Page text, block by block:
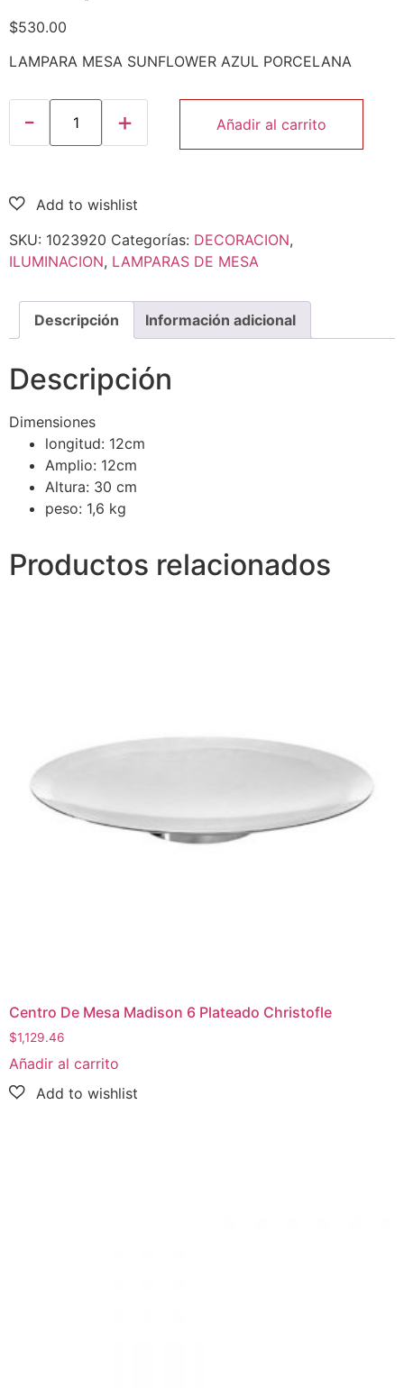
$530.00
LAMPARA MESA SUNFLOWER AZUL PORCELANA
Añadir al carrito
SKU: 1023920 Categorías: DECORACION,
ILUMINACION, LAMPARAS DE MESA
Descripción Información adicional
Descripción
Dimensiones
longitud: 12cm
Amplio: 12cm
Altura: 30 cm
peso: 1,6 kg
Productos relacionados
Centro De Mesa Madison 6 Plateado Christofle
$1,129.46
Añadir al carrito